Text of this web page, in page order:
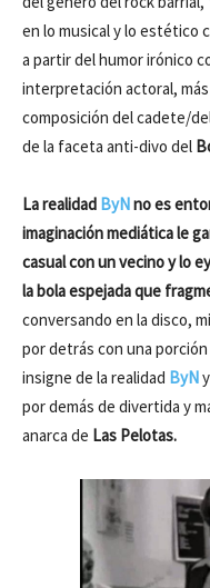
en lo musical y lo estético
a partir del humor irónico
interpretación actoral,
composición del cadete/
de la faceta anti-divo del
La realidad ByNno es
imaginación mediática le
casual con un vecino y lo
la bola espejada que
conversando en la disco,
por detrás con una
insigne de la realidad ByN
por demás de divertida y
anarca de Las Pelotas.